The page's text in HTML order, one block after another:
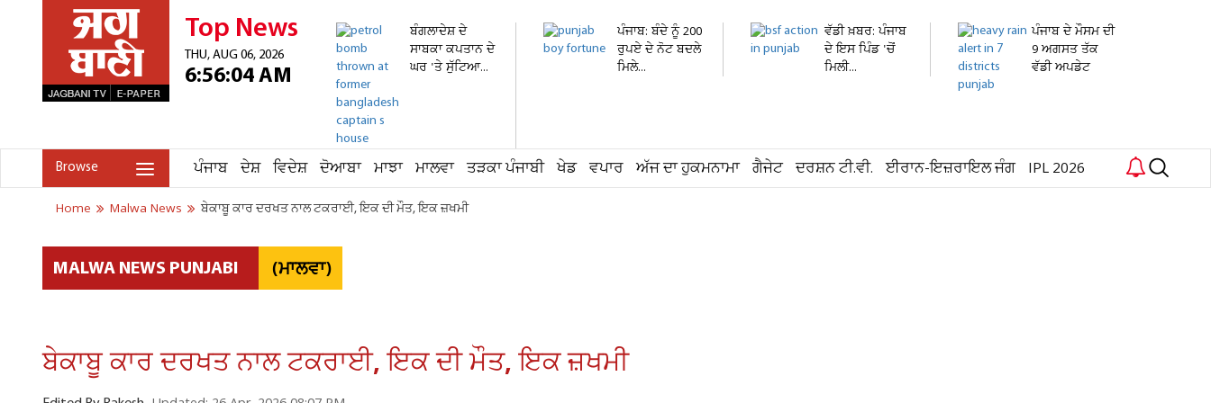
Top News
THU, AUG 06, 2026
6:56:04 AM
ਬੰਗਲਾਦੇਸ਼ ਦੇ
ਸਾਬਕਾ ਕਪਤਾਨ ਦੇ
ਘਰ 'ਤੇ ਸੁੱਟਿਆ...
ਪੰਜਾਬ: ਬੰਦੇ ਨੂੰ 200
ਰੁਪਏ ਦੇ ਨੋਟ ਬਦਲੇ
ਮਿਲੇ...
ਵੱਡੀ ਖ਼ਬਰ: ਪੰਜਾਬ
ਦੇ ਇਸ ਪਿੰਡ 'ਚੋਂ
ਮਿਲੀ...
ਪੰਜਾਬ ਦੇ ਮੌਸਮ ਦੀ
9 ਅਗਸਤ ਤੱਕ
ਵੱਡੀ ਅਪਡੇਟ
Browse ਪੰਜਾਬ ਦੇਸ਼ ਵਿਦੇਸ਼ ਦੋਆਬਾ ਮਾਝਾ ਮਾਲਵਾ ਤੜਕਾ ਪੰਜਾਬੀ ਖੇਡ ਵਪਾਰ ਅੱਜ ਦਾ ਹੁਕਮਨਾਮਾ ਗੈਜੇਟ ਦਰਸ਼ਨ ਟੀ.ਵੀ. ਈਰਾਨ-ਇਜ਼ਰਾਇਲ ਜੰਗ IPL 2026
Home Malwa News ਬੇਕਾਬੂ ਕਾਰ ਦਰਖਤ ਨਾਲ ਟਕਰਾਈ, ਇਕ ਦੀ ਮੌਤ, ਇਕ ਜ਼ਖਮੀ
MALWA NEWS PUNJABI (ਮਾਲਵਾ)
ਬੇਕਾਬੂ ਕਾਰ ਦਰਖਤ ਨਾਲ ਟਕਰਾਈ, ਇਕ ਦੀ ਮੌਤ, ਇਕ ਜ਼ਖਮੀ